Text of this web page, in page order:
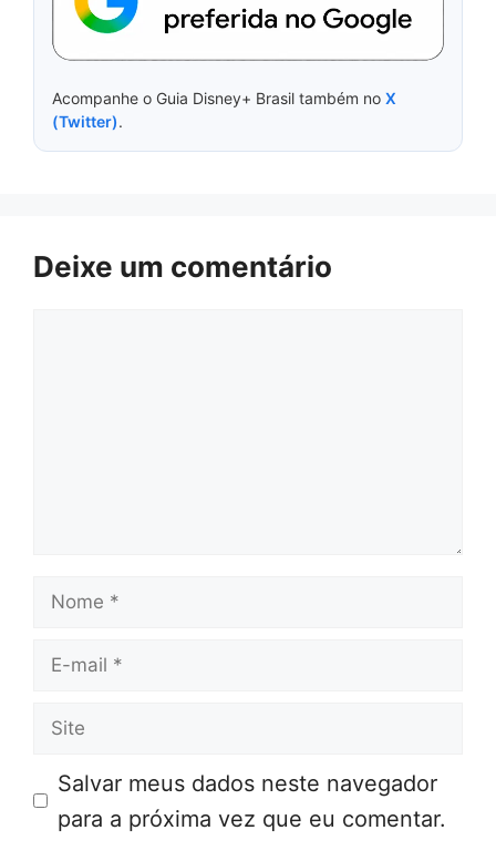
Acompanhe o Guia Disney+ Brasil também no X
(Twitter).
Deixe um comentário
Nome
E-
Site
Salvar meus dados neste navegador
para a próxima vez que eu comentar.